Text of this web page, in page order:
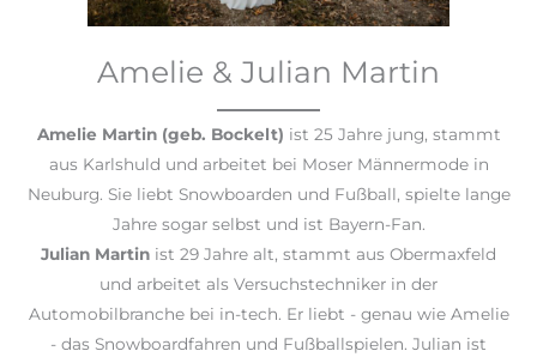
Amelie & Julian Martin
Amelie Martin (geb. Bockelt) ist 25 Jahre jung, stammt
aus Karlshuld und arbeitet bei Moser Männermode in
Neuburg. Sie liebt Snowboarden und Fußball, spielte lange
Jahre sogar selbst und ist Bayern-Fan.
Julian Martin ist 29 Jahre alt, stammt aus Obermaxfeld
und arbeitet als Versuchstechniker in der
Automobilbranche bei in-tech. Er liebt - genau wie Amelie
- das Snowboardfahren und Fußballspielen. Julian ist